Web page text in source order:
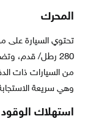
المحرك
280 رطل/ قدم،
من السيارات ذات
وهي سريعة
استهلاك الوقود